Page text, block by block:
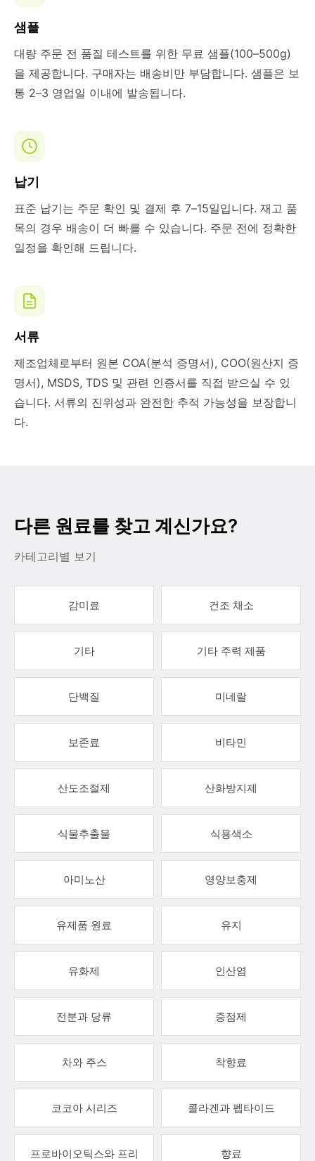
샘플
대량 주문 전 품질 테스트를 위한 무료 샘플(100–500g)
을 제공합니다. 구매자는 배송비만 부담합니다. 샘플은 보
통 2–3 영업일 이내에 발송됩니다.
납기
표준 납기는 주문 확인 및 결제 후 7–15일입니다. 재고 품
목의 경우 배송이 더 빠를 수 있습니다. 주문 전에 정확한
일정을 확인해 드립니다.
서류
제조업체로부터 원본 COA(분석 증명서), COO(원산지 증
명서), MSDS, TDS 및 관련 인증서를 직접 받으실 수 있
습니다. 서류의 진위성과 완전한 추적 가능성을 보장합니
다.
다른 원료를 찾고 계신가요?
카테고리별 보기
감미료 건조 채소
기타 기타 주력 제품
단백질 미네랄
보존료 비타민
산도조절제 산화방지제
식물추출물 식용색소
아미노산 영양보충제
유제품 원료 유지
유화제 인산염
전분과 당류 증점제
차와 주스 착향료
코코아 시리즈 콜라겐과 펩타이드
프로바이오틱스와 프리
향료